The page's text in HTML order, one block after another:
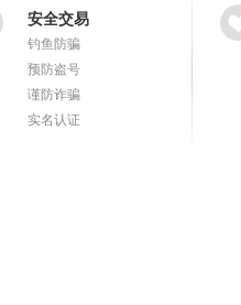
安全交易
钓鱼防骗
预防盗号
谨防诈骗
实名认证